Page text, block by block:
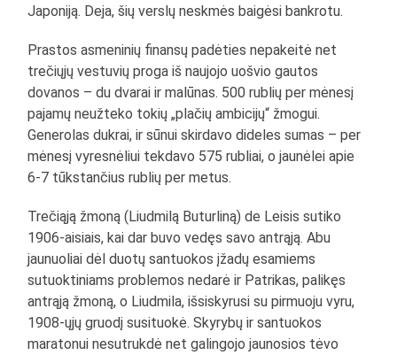
Japoniją. Deja, šių verslų neskmės baigėsi bankrotu.
Prastos asmeninių finansų padėties nepakeitė net
trečiųjų vestuvių proga iš naujojo uošvio gautos
dovanos – du dvarai ir malūnas. 500 rublių per mėnesį
pajamų neužteko tokių „plačių ambicijų“ žmogui.
Generolas dukrai, ir sūnui skirdavo dideles sumas – per
mėnesį vyresnėliui tekdavo 575 rubliai, o jaunėlei apie
6-7 tūkstančius rublių per metus.
Trečiąją žmoną (Liudmilą Buturliną) de Leisis sutiko
1906-aisiais, kai dar buvo vedęs savo antrąją. Abu
jaunuoliai dėl duotų santuokos įžadų esamiems
sutuoktiniams problemos nedarė ir Patrikas, palikęs
antrąją žmoną, o Liudmila, išsiskyrusi su pirmuoju vyru,
1908-ųjų gruodį susituokė. Skyrybų ir santuokos
maratonui nesutrukdė net galingojo jaunosios tėvo